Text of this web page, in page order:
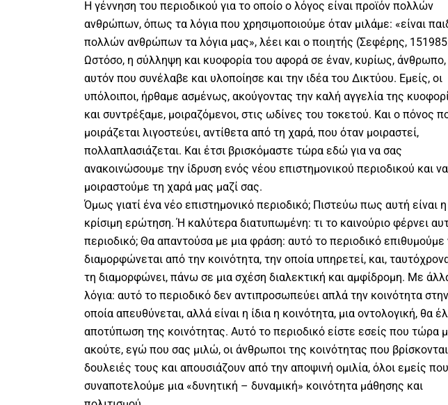
Η γέννηση του περιοδικού για το οποίο ο λόγος είναι προϊόν πολλών
ανθρώπων, όπως τα λόγια που χρησιμοποιούμε όταν μιλάμε: «είναι
πολλών ανθρώπων τα λόγια μας», λέει και ο ποιητής (Σεφέρης,
Ωστόσο, η σύλληψη και κυοφορία του αφορά σε έναν, κυρίως, άνθρωπο,
αυτόν που συνέλαβε και υλοποίησε και την ιδέα του Δικτύου. Εμείς, οι
υπόλοιποι, ήρθαμε ασμένως, ακούγοντας την καλή αγγελία της
και συντρέξαμε, μοιραζόμενοι, στις ωδίνες του τοκετού. Και ο πόνος
μοιράζεται λιγοστεύει, αντίθετα από τη χαρά, που όταν μοιραστεί,
πολλαπλασιάζεται. Και έτσι βρισκόμαστε τώρα εδώ για να σας
ανακοινώσουμε την ίδρυση ενός νέου επιστημονικού περιοδικού και να
μοιραστούμε τη χαρά μας μαζί σας.
Όμως γιατί ένα νέο επιστημονικό περιοδικό; Πιστεύω πως αυτή είναι η
κρίσιμη ερώτηση. Ή καλύτερα διατυπωμένη: τι το καινούριο φέρνει
περιοδικό; Θα απαντούσα με μια φράση: αυτό το περιοδικό επιθυμούμε
διαμορφώνεται από την κοινότητα, την οποία υπηρετεί, και,
τη διαμορφώνει, πάνω σε μια σχέση διαλεκτική και αμφίδρομη. Με
λόγια: αυτό το περιοδικό δεν αντιπροσωπεύει απλά την κοινότητα στην
οποία απευθύνεται, αλλά είναι η ίδια η κοινότητα, μια οντολογική, θα
αποτύπωση της κοινότητας. Αυτό το περιοδικό είστε εσείς που τώρα
ακούτε, εγώ που σας μιλώ, οι άνθρωποι της κοινότητας που βρίσκονται
δουλειές τους και απουσιάζουν από την αποψινή ομιλία, όλοι εμείς που
συναποτελούμε μια «δυνητική – δυναμική» κοινότητα μάθησης και